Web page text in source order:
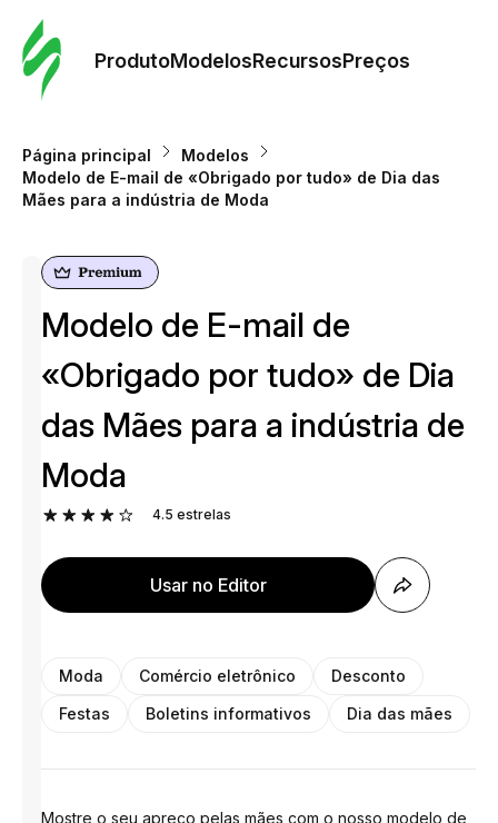
ProdutoModelosRecursosPreços
Página principal
Modelos
Modelo de E-mail de «Obrigado por tudo» de Dia das
Mães para a indústria de Moda
Modelo de E-mail de
«Obrigado por tudo» de Dia
das Mães para a indústria de
Moda
4.5 estrelas
Usar no Editor
Moda Comércio eletrônico
Desconto
Festas
Boletins informativos Dia das mães
Mostre o seu apreço pelas mães com o nosso modelo de